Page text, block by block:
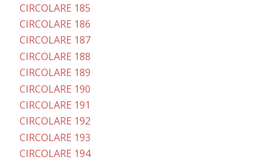
CIRCOLARE 185
CIRCOLARE 186
CIRCOLARE 187
CIRCOLARE 188
CIRCOLARE 189
CIRCOLARE 190
CIRCOLARE 191
CIRCOLARE 192
CIRCOLARE 193
CIRCOLARE 194